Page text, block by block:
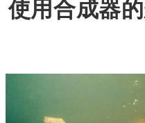
使用合成器